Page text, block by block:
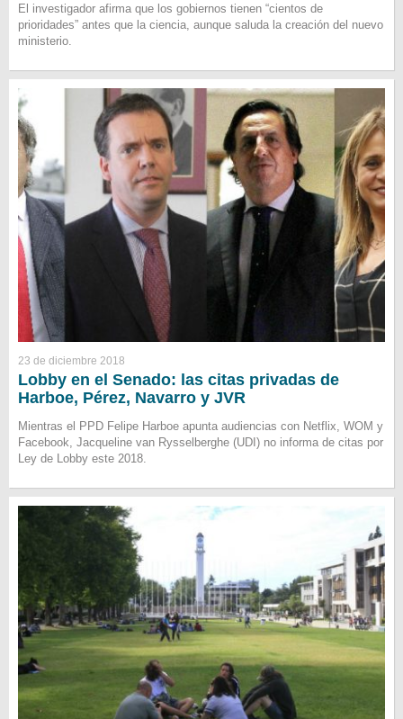
El investigador afirma que los gobiernos tienen “cientos de
prioridades” antes que la ciencia, aunque saluda la creación del nuevo
ministerio.
23 de diciembre 2018
Lobby en el Senado: las citas privadas de
Harboe, Pérez, Navarro y JVR
Mientras el PPD Felipe Harboe apunta audiencias con Netflix, WOM y
Facebook, Jacqueline van Rysselberghe (UDI) no informa de citas por
Ley de Lobby este 2018.